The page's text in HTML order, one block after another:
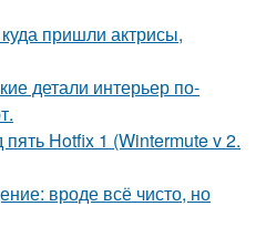
пришли актрисы,
детали интерьер по-
Hotfix 1 (Wintermute v 2.
вроде всё чисто, но